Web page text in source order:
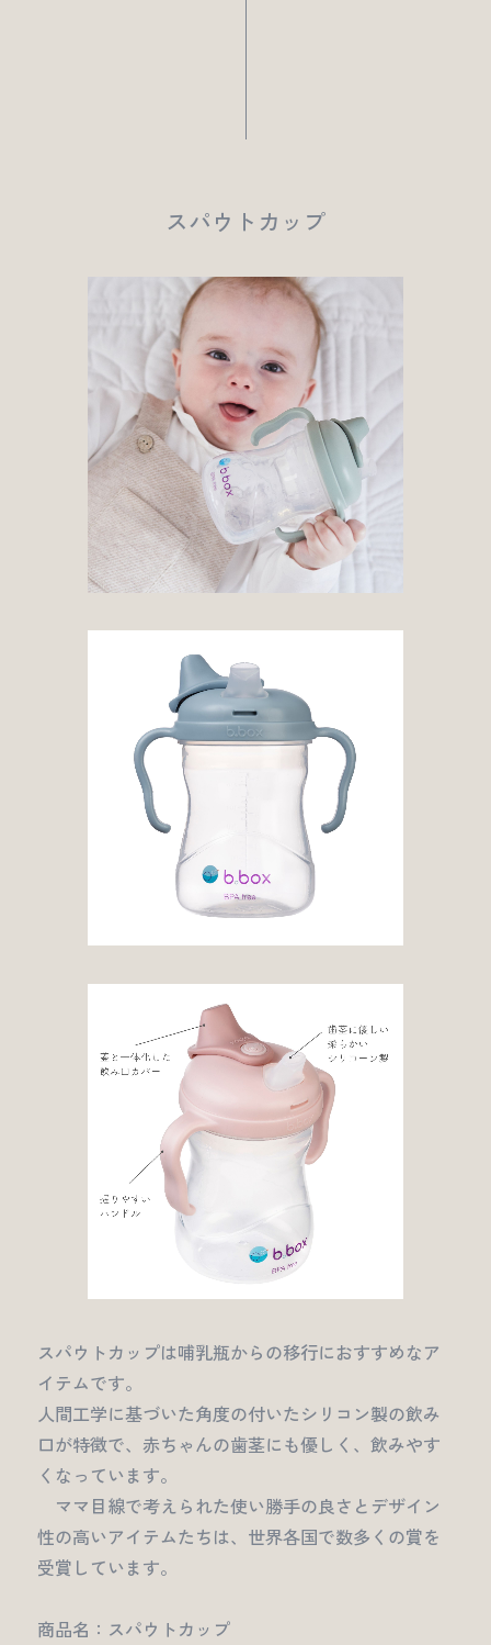
スパウトカップ
スパウトカップは哺乳瓶からの移行におすすめなア
イテムです。
人間工学に基づいた角度の付いたシリコン製の飲み
口が特徴で、赤ちゃんの歯茎にも優しく、飲みやす
くなっています。
ママ目線で考えられた使い勝手の良さとデザイン
性の高いアイテムたちは、世界各国で数多くの賞を
受賞しています。
商品名：スパウトカップ